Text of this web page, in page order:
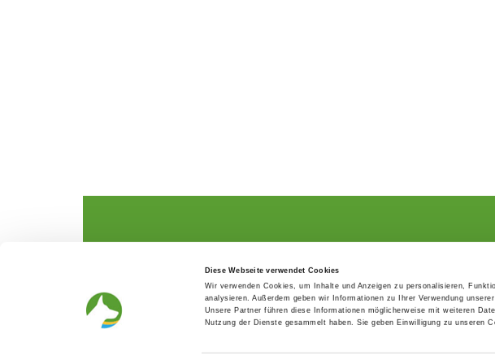
Diese Webseite verwendet Cookies
Wir verwenden Cookies, um Inhalte und Anzeigen zu personalisieren,
analysieren. Außerdem geben wir Informationen zu Ihrer Verwendung
Unsere Partner führen diese Informationen möglicherweise mit weiteren
Nutzung der Dienste gesammelt haben. Sie geben Einwilligung zu unseren
Everything about the breed
Breeding and upbringing
Helper and saviour
Structur
SV magazine
Local groups
Youth